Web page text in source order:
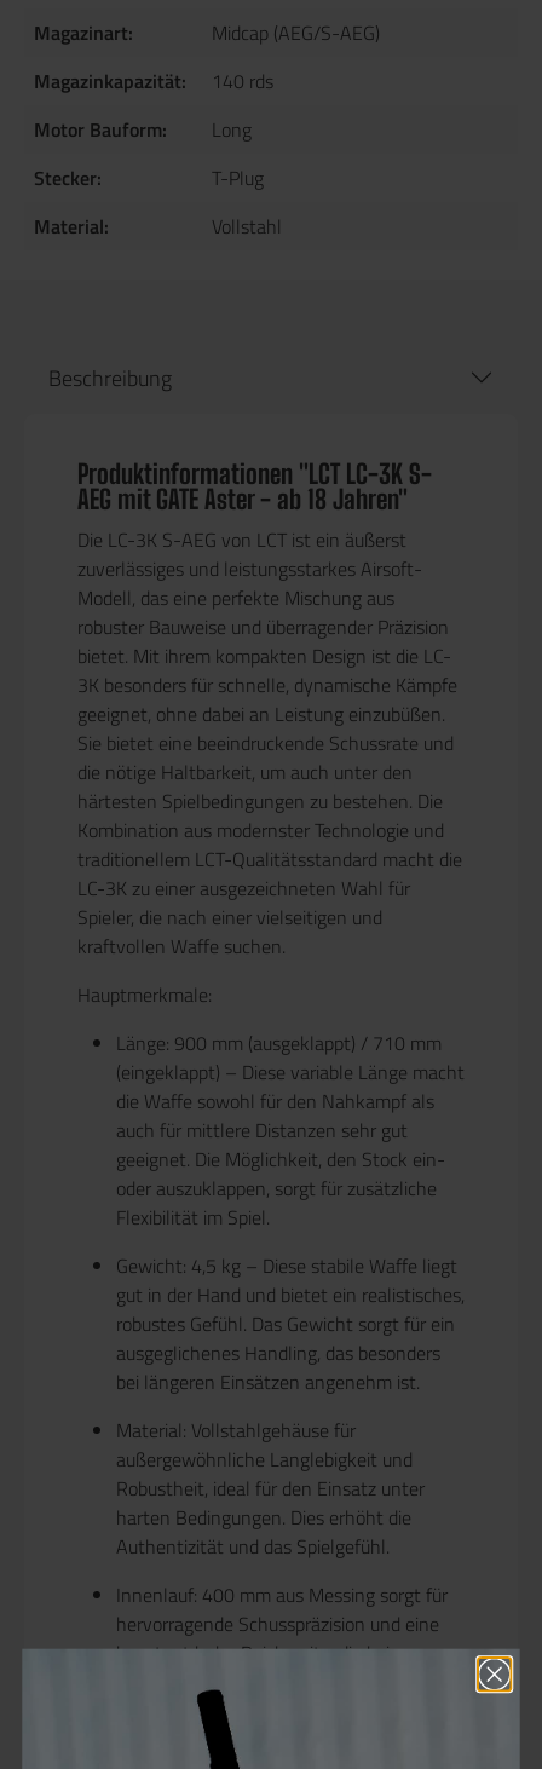
Magazinart:
Midcap (AEG/S-AEG)
Magazinkapazität:
140 rds
Motor Bauform:
Long
Stecker:
T-Plug
Material:
Vollstahl
Beschreibung
Produktinformationen "LCT LC-3K S-
AEG mit GATE Aster - ab 18 Jahren"
Die LC-3K S-AEG von LCT ist ein äußerst
zuverlässiges und leistungsstarkes Airsoft-
Modell, das eine perfekte Mischung aus
robuster Bauweise und überragender Präzision
bietet. Mit ihrem kompakten Design ist die LC-
3K besonders für schnelle, dynamische Kämpfe
geeignet, ohne dabei an Leistung einzubüßen.
Sie bietet eine beeindruckende Schussrate und
die nötige Haltbarkeit, um auch unter den
härtesten Spielbedingungen zu bestehen. Die
Kombination aus modernster Technologie und
traditionellem LCT-Qualitätsstandard macht die
LC-3K zu einer ausgezeichneten Wahl für
Spieler, die nach einer vielseitigen und
kraftvollen Waffe suchen.
Hauptmerkmale:
Länge: 900 mm (ausgeklappt) / 710 mm
(eingeklappt) – Diese variable Länge macht
die Waffe sowohl für den Nahkampf als
auch für mittlere Distanzen sehr gut
geeignet. Die Möglichkeit, den Stock ein-
oder auszuklappen, sorgt für zusätzliche
Flexibilität im Spiel.
Gewicht: 4,5 kg – Diese stabile Waffe liegt
gut in der Hand und bietet ein realistisches,
robustes Gefühl. Das Gewicht sorgt für ein
ausgeglichenes Handling, das besonders
bei längeren Einsätzen angenehm ist.
Material: Vollstahlgehäuse für
außergewöhnliche Langlebigkeit und
Robustheit, ideal für den Einsatz unter
harten Bedingungen. Dies erhöht die
Authentizität und das Spielgefühl.
Innenlauf: 400 mm aus Messing sorgt für
hervorragende Schusspräzision und eine
konstant hohe Reichweite, die bei
Das Rotary Hop-Up-System aus
POM sorgt für eine präzise Justierung der